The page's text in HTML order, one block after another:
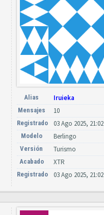
Alias Iruieka
Mensajes 10
Registrado 03 Ago 2025, 21:02
Modelo Berlingo
Versión Turismo
Acabado XTR
Registrado 03 Ago 2025, 21:02